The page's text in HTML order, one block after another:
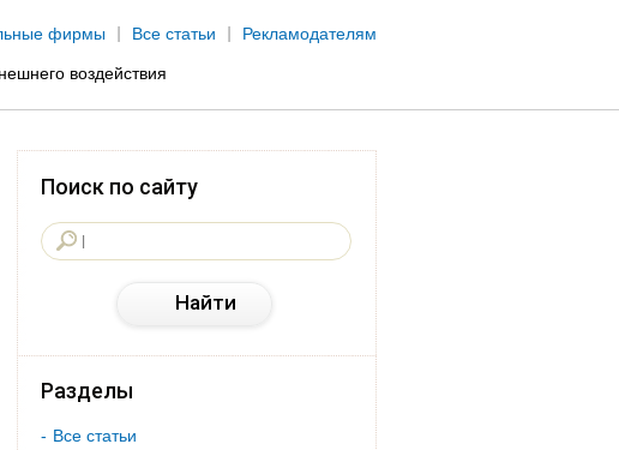
фирмы Все статьи Рекламодателям
воздействия
Поиск по сайту
Разделы
Все статьи